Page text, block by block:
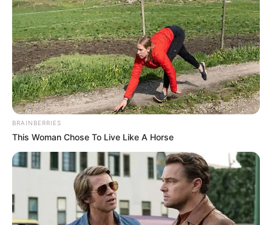
BRAINBERRIES
This Woman Chose To Live Like A Horse